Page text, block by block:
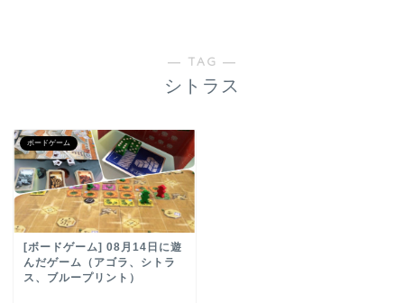
― TAG ―
シトラス
ボードゲーム
[ボードゲーム] 08月14日に遊
んだゲーム（アゴラ、シトラ
ス、ブループリント）